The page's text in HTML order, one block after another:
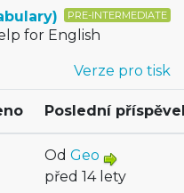
PRE-INTERMEDIATE
for English
Verze pro tisk
Poslední
Od Geo
před 14 lety